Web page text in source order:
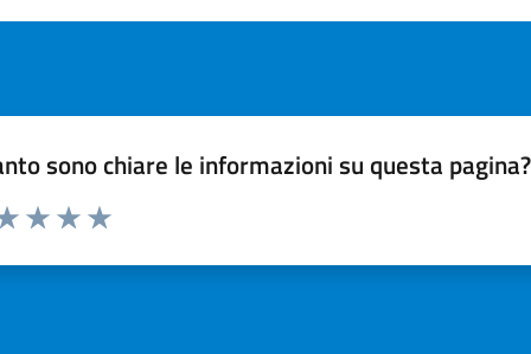
sono chiare le informazioni su questa pagina?
1 a 5 stelle la pagina